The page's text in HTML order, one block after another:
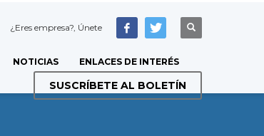
¿Eres empresa?, Únete
NOTICIAS ENLACES DE INTERÉS
SUSCRÍBETE AL BOLETÍN